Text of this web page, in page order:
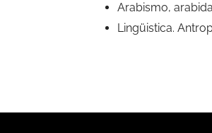
Arabismo,
Lingüistica.